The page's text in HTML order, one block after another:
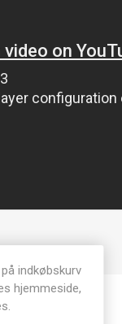
indkøbskurv
hjemmeside,